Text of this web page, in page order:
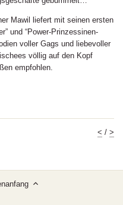
Mawil liefert mit seinen ersten
und “Power-Prinzessinen-
voller Gags und liebevoller
völlig auf den Kopf
empfohlen.
< / >